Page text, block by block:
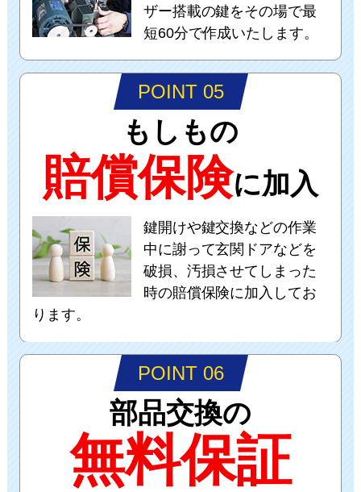
ザー搭載の鍵をその場で最
短60分で作成いたします。
POINT 05
もしもの
賠償保険に加入
鍵開けや鍵交換などの作業
中に謝って玄関ドアなどを
破損、汚損させてしまった
時の賠償保険に加入してお
ります。
POINT 06
部品交換の
無料保証